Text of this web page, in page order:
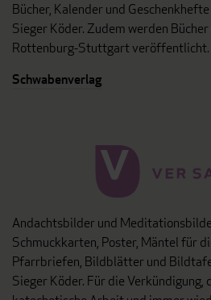
Bücher, Kalender und
Sieger Köder. Zudem werden
Rottenburg-Stuttgart veröffentlicht.
Schwabenverlag
Andachtsbilder und
Schmuckkarten, Poster, Mäntel für
Pfarrbriefen, Bildblätter und
Sieger Köder. Für die Verkündigung,